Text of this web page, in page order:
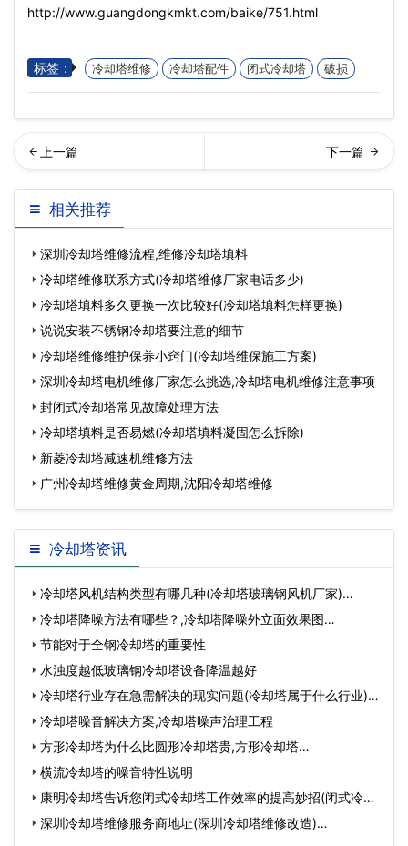
http://www.guangdongkmkt.com/baike/751.html
标签： 冷却塔维修 冷却塔配件 闭式冷却塔 破损
璃钢冷却塔的日常维护保养
(河南玻璃钢冷却…
却塔的使用与建议(冷却塔减
速带有什么作用)
相关推荐
深圳冷却塔维修流程,维修冷却塔填料
冷却塔维修联系方式(冷却塔维修厂家电话多少)
冷却塔填料多久更换一次比较好(冷却塔填料怎样更换)
说说安装不锈钢冷却塔要注意的细节
冷却塔维修维护保养小窍门(冷却塔维保施工方案)
深圳冷却塔电机维修厂家怎么挑选,冷却塔电机维修注意事项
封闭式冷却塔常见故障处理方法
冷却塔填料是否易燃(冷却塔填料凝固怎么拆除)
新菱冷却塔减速机维修方法
广州冷却塔维修黄金周期,沈阳冷却塔维修
冷却塔资讯
冷却塔风机结构类型有哪几种(冷却塔玻璃钢风机厂家)…
冷却塔降噪方法有哪些？,冷却塔降噪外立面效果图…
节能对于全钢冷却塔的重要性
水浊度越低玻璃钢冷却塔设备降温越好
冷却塔行业存在急需解决的现实问题(冷却塔属于什么行业)…
冷却塔噪音解决方案,冷却塔噪声治理工程
方形冷却塔为什么比圆形冷却塔贵,方形冷却塔…
横流冷却塔的噪音特性说明
康明冷却塔告诉您闭式冷却塔工作效率的提高妙招(闭式冷却
塔…深圳冷却塔维修服务商地址(深圳冷却塔维修改造)…